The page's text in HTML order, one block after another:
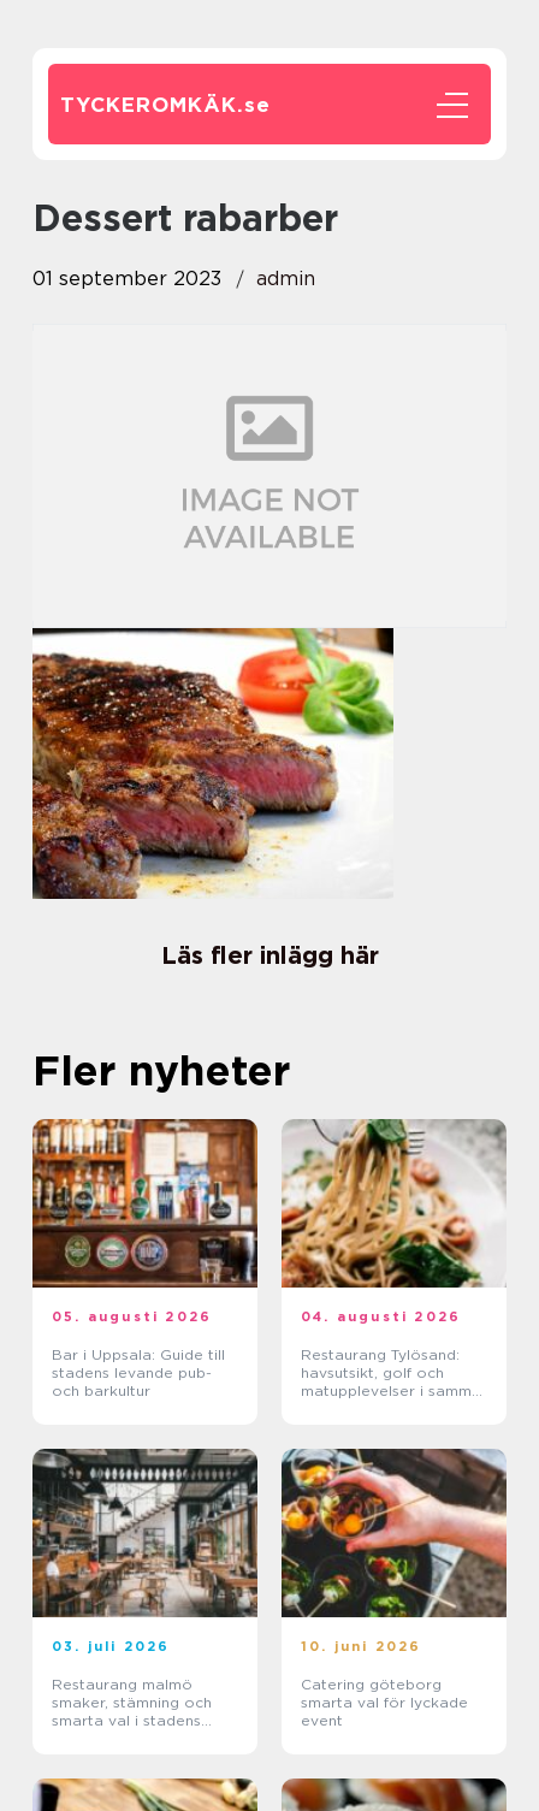
TYCKEROMKÄK.se
dessert rabarber
01 september 2023 admin
Läs fler inlägg här
Fler nyheter
05. augusti 2026
Bar i Uppsala: Guide till
stadens levande pub-
och barkultur
04. augusti 2026
Restaurang Tylösand:
havsutsikt, golf och
matupplevelser i samma
03. juli 2026
Restaurang malmö
smaker, stämning och
smarta val i stadens
10. juni 2026
Catering göteborg
smarta val för lyckade
event